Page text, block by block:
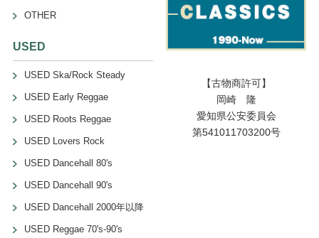
OTHER
USED
USED Ska/Rock Steady
USED Early Reggae
USED Roots Reggae
USED Lovers Rock
USED Dancehall 80's
USED Dancehall 90's
USED Dancehall 2000年以降
USED Reggae 70's-90's
【古物商許可】
岡崎 隆
愛知県公安委員会
第541011703200号